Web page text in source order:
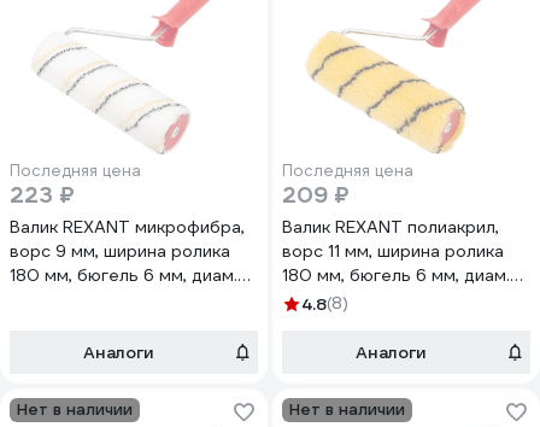
Последняя цена
223 ₽
Валик REXANT микрофибра,
ворс 9 мм, ширина ролика
180 мм, бюгель 6 мм, диам.
Аналоги
Последняя цена
209 ₽
Валик REXANT полиакрил,
ворс 11 мм, ширина ролика
180 мм, бюгель 6 мм, диам.
42 мм 89-0021
4.8(8)
Аналоги
Нет в наличии Нет в наличии